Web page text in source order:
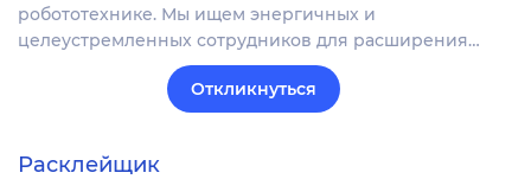
робототехнике. Мы ищем энергичных и
целеустремленных сотрудников для расширения…
Откликнуться
Расклейщик